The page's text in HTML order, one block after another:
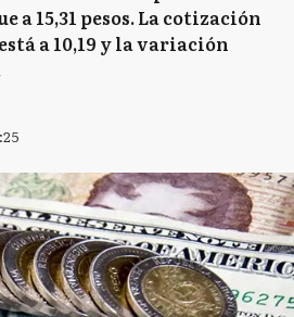
a 15,31 pesos. La cotización
a 10,19 y la variación